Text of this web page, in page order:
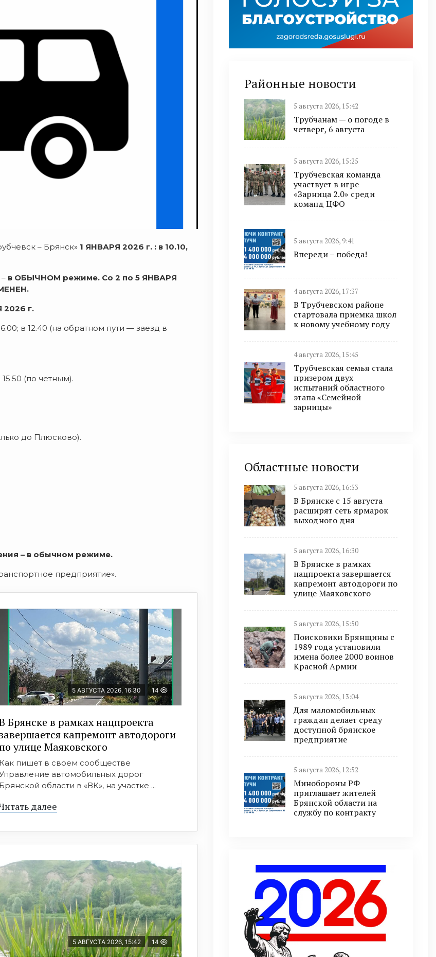
– Брянск» 1 ЯНВАРЯ 2026 г. : в 10.10,
в ОБЫЧНОМ режиме. Со 2 по 5 ЯНВАРЯ
2026 г.
в 12.40 (на обратном пути — заезд в
(по четным).
до Плюсково).
– в обычном режиме.
предприятие».
5 АВГУСТА 2026, 16:30 14
Брянске в рамках нацпроекта
капремонт автодороги
улице Маяковского
Как пишет в своем сообществе
автомобильных дорог
Брянской области в «ВК», на участке ...
далее
5 АВГУСТА 2026, 15:42 14
Районные новости
5 августа 2026, 15:42
Трубчанам — о погоде в
четверг, 6 августа
5 августа 2026, 15:25
Трубчевская команда
участвует в игре
«Зарница 2.0» среди
команд ЦФО
5 августа 2026, 9:41
Впереди – победа!
4 августа 2026, 17:37
В Трубчевском районе
стартовала приемка школ
к новому учебному году
4 августа 2026, 15:45
Трубчевская семья стала
призером двух
испытаний областного
этапа «Семейной
зарницы»
Областные новости
5 августа 2026, 16:53
В Брянске с 15 августа
расширят сеть ярмарок
выходного дня
5 августа 2026, 16:30
В Брянске в рамках
нацпроекта завершается
капремонт автодороги по
улице Маяковского
5 августа 2026, 15:50
Поисковики Брянщины с
1989 года установили
имена более 2000 воинов
Красной Армии
5 августа 2026, 13:04
Для маломобильных
граждан делает среду
доступной брянское
предприятие
5 августа 2026, 12:52
Минобoроны РФ
приглaшaет житeлeй
Брянской области на
службу по контракту